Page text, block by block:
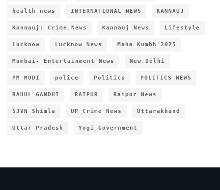
health news INTERNATIONAL NEWS KANNAUJ
Kannauj: Crime News Kannauj News Lifestyle
Lucknow Lucknow News Maha Kumbh 2025
Mumbai- Entertainment News New Delhi
PM MODI police Politics POLITICS NEWS
RAHUL GANDHI RAIPUR Raipur News
SJVN Shimla UP Crime News Uttarakhand
Uttar Pradesh Yogi Government